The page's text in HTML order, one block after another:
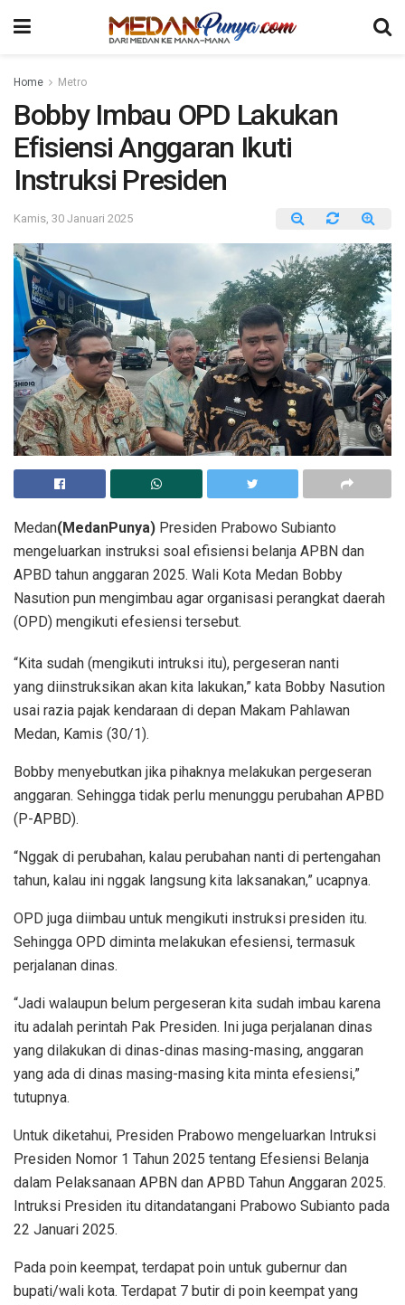
Home Metro
Bobby Imbau OPD Lakukan
Efisiensi Anggaran Ikuti
Instruksi Presiden
Kamis, 30 Januari 2025
Medan(MedanPunya) Presiden Prabowo Subianto
mengeluarkan instruksi soal efisiensi belanja APBN dan
APBD tahun anggaran 2025. Wali Kota Medan Bobby
Nasution pun mengimbau agar organisasi perangkat daerah
(OPD) mengikuti efesiensi tersebut.
“Kita sudah (mengikuti intruksi itu), pergeseran nanti
yang diinstruksikan akan kita lakukan,” kata Bobby Nasution
usai razia pajak kendaraan di depan Makam Pahlawan
Medan, Kamis (30/1).
Bobby menyebutkan jika pihaknya melakukan pergeseran
anggaran. Sehingga tidak perlu menunggu perubahan APBD
(P-APBD).
“Nggak di perubahan, kalau perubahan nanti di pertengahan
tahun, kalau ini nggak langsung kita laksanakan,” ucapnya.
OPD juga diimbau untuk mengikuti instruksi presiden itu.
Sehingga OPD diminta melakukan efesiensi, termasuk
perjalanan dinas.
“Jadi walaupun belum pergeseran kita sudah imbau karena
itu adalah perintah Pak Presiden. Ini juga perjalanan dinas
yang dilakukan di dinas-dinas masing-masing, anggaran
yang ada di dinas masing-masing kita minta efesiensi,”
tutupnya.
Untuk diketahui, Presiden Prabowo mengeluarkan Intruksi
Presiden Nomor 1 Tahun 2025 tentang Efesiensi Belanja
dalam Pelaksanaan APBN dan APBD Tahun Anggaran 2025.
Intruksi Presiden itu ditandatangani Prabowo Subianto pada
22 Januari 2025.
Pada poin keempat, terdapat poin untuk gubernur dan
bupati/wali kota. Terdapat 7 butir di poin keempat yang